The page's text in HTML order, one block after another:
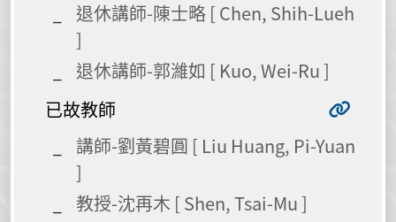
退休講師-陳士略 [ Chen, Shih-Lueh
]
退休講師-郭濰如 [ Kuo, Wei-Ru ]
已故教師
講師-劉黃碧圓 [ Liu Huang, Pi-Yuan
]
教授-沈再木 [ Shen, Tsai-Mu ]